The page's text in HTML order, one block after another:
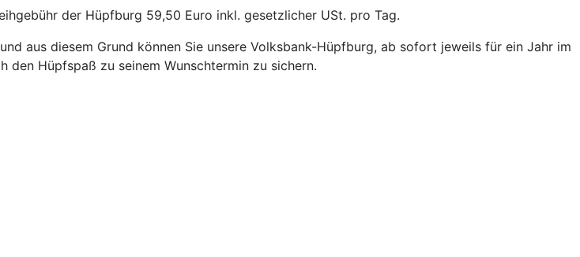
der Hüpfburg 59,50 Euro inkl. gesetzlicher USt. pro Tag.
aus diesem Grund können Sie unsere Volksbank-Hüpfburg, ab sofort jeweils für ein Jahr im
den Hüpfspaß zu seinem Wunschtermin zu sichern.